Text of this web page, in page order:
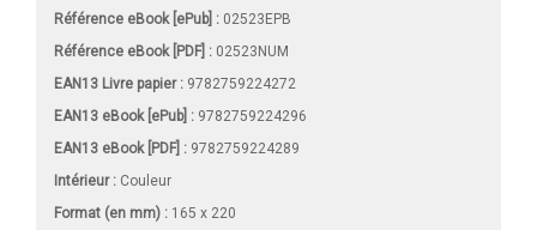
Référence eBook [ePub] : 02523EPB
Référence eBook [PDF] : 02523NUM
EAN13 Livre papier : 9782759224272
EAN13 eBook [ePub] : 9782759224296
EAN13 eBook [PDF] : 9782759224289
Intérieur : Couleur
Format (en mm) : 165 x 220